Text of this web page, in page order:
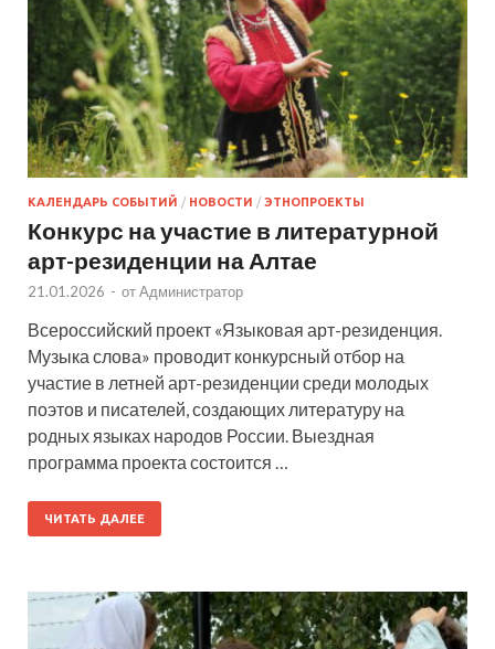
КАЛЕНДАРЬ СОБЫТИЙ / НОВОСТИ / ЭТНОПРОЕКТЫ
Конкурс на участие в литературной
арт-резиденции на Алтае
21.01.2026 - отАдминистратор
Всероссийский проект «Языковая арт-резиденция.
Музыка слова» проводит конкурсный отбор на
участие в летней арт-резиденции среди молодых
поэтов и писателей, создающих литературу на
родных языках народов России. Выездная
программа проекта состоится …
ЧИТАТЬ ДАЛЕЕ